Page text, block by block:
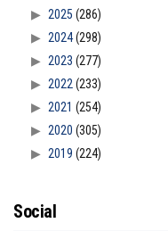
2025 (286)
2024(298)
2023 (277)
2022 (233)
2021 (254)
2020 (305)
2019 (224)
Social